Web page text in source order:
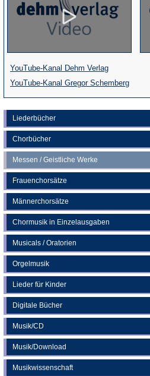
Liederbücher
Chorbücher
Messen / Geistliche Werke
Frauenchorsätze
Männerchorsätze
Chormusik in Einzelausgaben
Musicals / Oratorien
Orgelmusik
Lieder für Kinder
Digitale Bücher
Musik/CD
Musik/Download
Musikwissenschaft
YouTube-Kanal Dehm Verlag(Öffnet
in
einem
neuen
Tab)
YouTube-Kanal Gregor Schemberg(Öffnet
in
einem
neuen